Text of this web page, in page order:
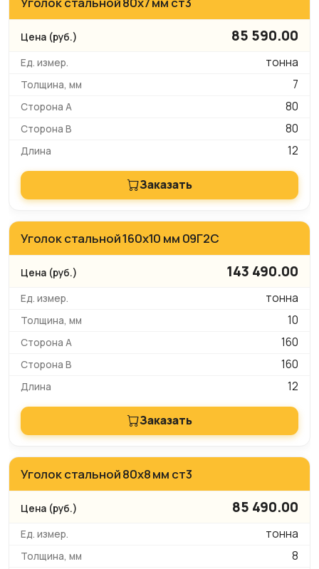
85 590.00
тонна
7
80
80
12
Заказать
Уголок стальной 160х10 мм 09Г2С
143 490.00
тонна
10
160
160
12
Заказать
Уголок стальной 80х8 мм ст3
85 490.00
тонна
8